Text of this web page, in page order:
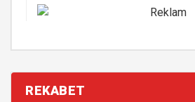
REKABET